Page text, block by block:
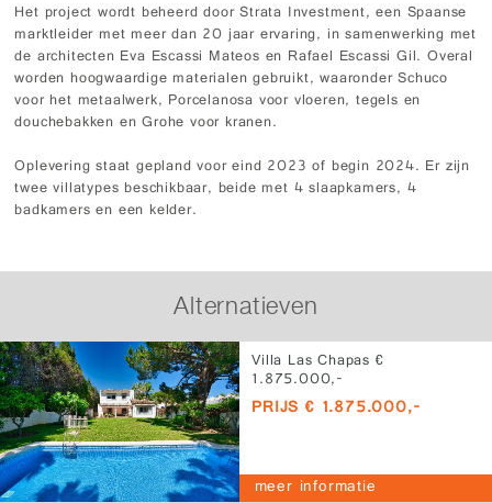
Het project wordt beheerd door Strata Investment, een Spaanse
marktleider met meer dan 20 jaar ervaring, in samenwerking met
de architecten Eva Escassi Mateos en Rafael Escassi Gil. Overal
worden hoogwaardige materialen gebruikt, waaronder Schuco
voor het metaalwerk, Porcelanosa voor vloeren, tegels en
douchebakken en Grohe voor kranen.
Oplevering staat gepland voor eind 2023 of begin 2024. Er zijn
twee villatypes beschikbaar, beide met 4 slaapkamers, 4
badkamers en een kelder.
Alternatieven
Villa Las Chapas €
1.875.000,-
PRIJS € 1.875.000,-
meer informatie